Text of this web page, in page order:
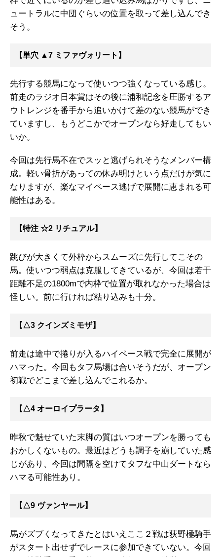
ュートラルに中団ぐらいの位置を取って差し込んでき
そう。
【単穴 ▲7 ミファヴォリート】
先行する競馬になって使いつつ強くなっている感じ。
前走のラジオ日本賞はその後に浦和記念を圧勝するア
ウトレンジを番手から追いかけて差のない競馬ができ
ていますし、もうどこかでオープンなら好走してもい
いか。
今回は先行馬不在でスッと逃げられそうなメンバー構
成。軽い骨折があっての休み明けという点だけが気に
なりますが、楽なマイペース逃げで展開に恵まれる可
能性はある。
【特注 ☆2 リチュアル】
跳びが大きくて外枠からスムーズに先行してこその
馬。使いつつ弱点は克服してきているが、今回は若干
距離不足の1800mで内枠で位置が取れなかった場合は
怪しい。前に行ければ粘り込みも十分。
【△3 クインズミモザ】
前走は途中で捲りが入るハイペース戦で完全に展開が
ハマった。今回もタフ馬場は合いそうだが、オープン
初戦でどこまで差し込んでこれるか。
【△4 オーロイプラータ】
昨秋で魅せていた末脚の質はいつオープンを勝っても
おかしくないもの。最近はどうも調子を崩していた感
じがあり、今回は間隔を空けてタフな中山ダートなら
ハマる可能性あり。
【△9 ヴァンヤール】
馬がズブくなってきたとはいえここ２戦は荻野極騎手
がスタート出せずでレースに参加できていない。今回